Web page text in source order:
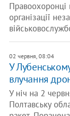
Правоохоронці
організації
02 червня, 08:04
У
влучання
У ніч на 2
Полтавську